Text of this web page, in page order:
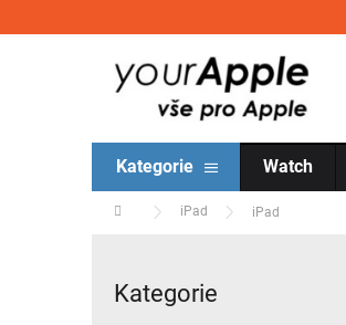
Kategorie Watch
Domů iPad iPad
Přeskočit kategorie
Kategorie